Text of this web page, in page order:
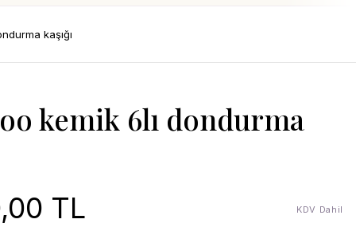
kaşığı
kemik 6lı dondurma
TL KDV Dahil